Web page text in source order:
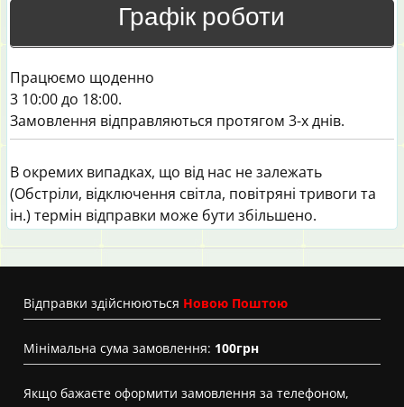
Графік роботи
Працюємо щоденно
3 10:00 до 18:00.
Замовлення відправляються протягом 3-х днів.
В окремих випадках, що від нас не залежать
(Обстріли, відключення світла, повітряні тривоги та
ін.) термін відправки може бути збільшено.
Вiдправки здійснюються Новою Поштою
Мінімальна сума замовлення: 100грн
Якщо бажаєте оформити замовлення за телефоном,